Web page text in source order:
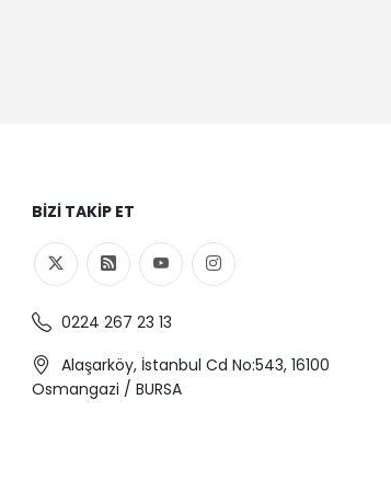
BIZI TAKIP ET
0224 267 23 13
Alaşarköy, İstanbul Cd No:543, 16100
Osmangazi / BURSA